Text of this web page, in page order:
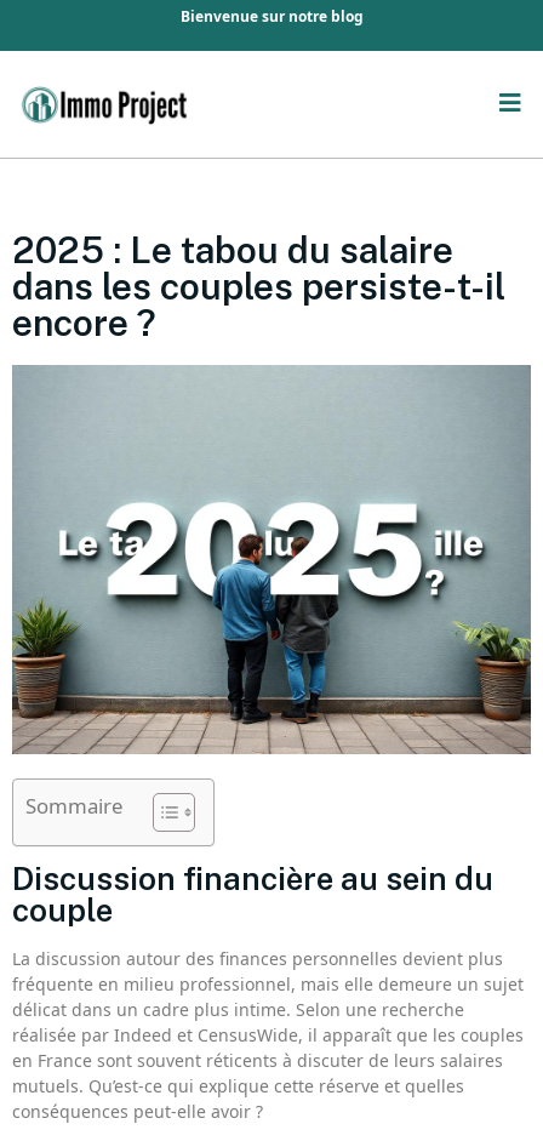
Bienvenue sur notre blog
2025 : Le tabou du salaire
dans les couples persiste-t-il
encore ?
Sommaire
Discussion financière au sein du
couple
La discussion autour des finances personnelles devient plus
fréquente en milieu professionnel, mais elle demeure un sujet
délicat dans un cadre plus intime. Selon une recherche
réalisée par Indeed et CensusWide, il apparaît que les couples
en France sont souvent réticents à discuter de leurs salaires
mutuels. Qu’est-ce qui explique cette réserve et quelles
conséquences peut-elle avoir ?